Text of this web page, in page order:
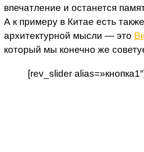
впечатление и останется
А к примеру в Китае есть
архитектурной мысли — это
который мы конечно же
[rev_slider